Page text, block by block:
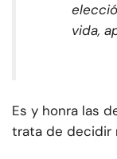
vida,
Es y honra las
trata de decidir